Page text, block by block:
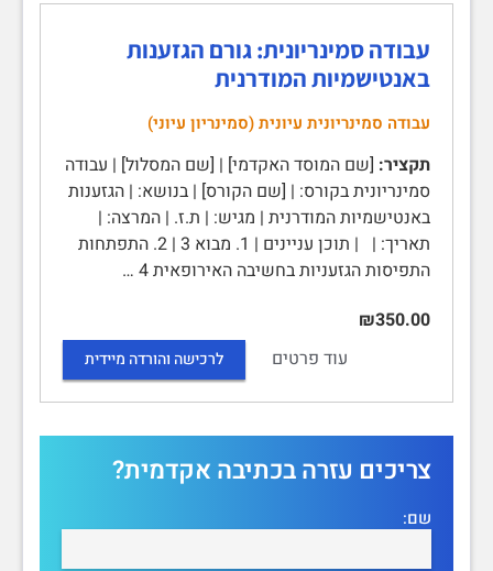
עבודה סמינריונית: גורם הגזענות
באנטישמיות המודרנית
עבודה סמינריונית עיונית (סמינריון עיוני)
תקציר: [שם המוסד האקדמי] | [שם המסלול] | עבודה
סמינריונית בקורס: | [שם הקורס] | בנושא: | הגזענות
באנטישמיות המודרנית | מגיש: | ת.ז. | המרצה: |
תאריך: | | תוכן עניינים | 1. מבוא 3 | 2. התפתחות
התפיסות הגזעניות בחשיבה האירופאית 4 …
₪350.00
עוד פרטים
לרכישה והורדה מיידית
צריכים עזרה בכתיבה אקדמית?
שם: